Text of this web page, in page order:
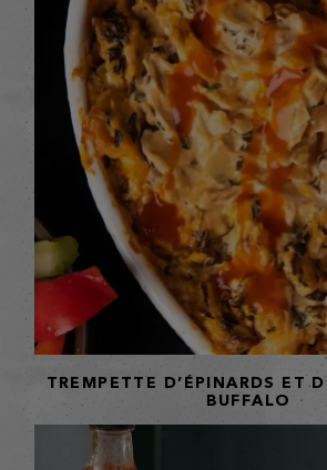
TREMPETTE D’ÉPINARDS ET
BUFFALO